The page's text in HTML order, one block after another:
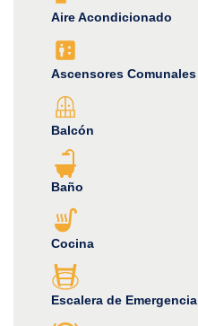
Aire Acondicionado
Ascensores Comunales
Balcón
Baño
Cocina
Escalera de Emergencia